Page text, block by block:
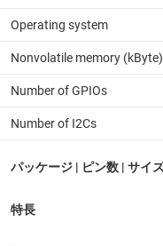
Operating system
Nonvolatile memory (kByte)
Number of GPIOs
Number of I2Cs